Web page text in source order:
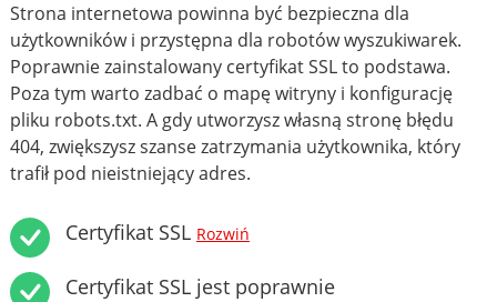
Strona internetowa powinna być bezpieczna dla
użytkowników i przystępna dla robotów wyszukiwarek.
Poprawnie zainstalowany certyfikat SSL to podstawa.
Poza tym warto zadbać o mapę witryny i konfigurację
pliku robots.txt. A gdy utworzysz własną stronę błędu
404, zwiększysz szanse zatrzymania użytkownika, który
trafił pod nieistniejący adres.
Certyfikat SSL Rozwiń
Certyfikat SSL jest poprawnie